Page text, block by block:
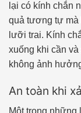
lại có kính chắn
quả tương tự
lưỡi trai. Kính
xuống khi cần
không ảnh
An toàn khi
Một trong những